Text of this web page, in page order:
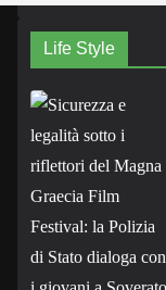
Life Style